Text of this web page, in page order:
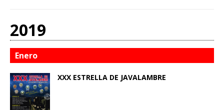
2019
Enero
XXX ESTRELLA DE JAVALAMBRE